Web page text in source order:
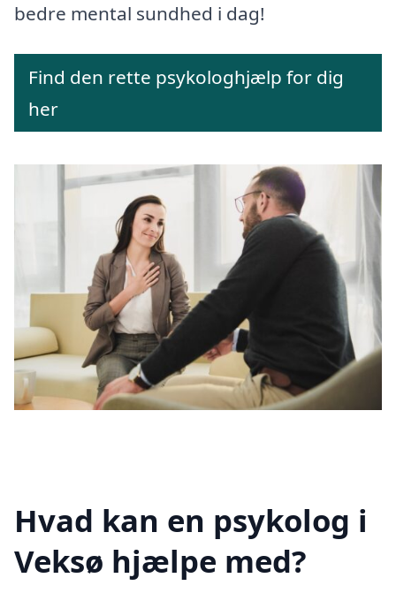
bedre mental sundhed i dag!
Find den rette psykologhjælp for dig
her
Hvad kan en psykolog i
Veksø hjælpe med?